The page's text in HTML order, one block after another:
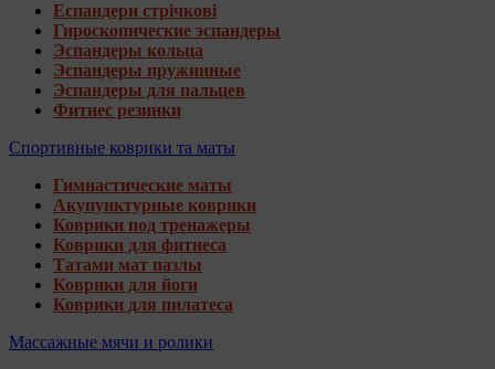
Еспандери стрічкові
Гироскопические эспандеры
Эспандеры кольца
Эспандеры пружинные
Эспандеры для пальцев
Фитнес резинки
Спортивные коврики та маты
Гимнастические маты
Акупунктурные коврики
Коврики под тренажеры
Коврики для фитнеса
Татами мат пазлы
Коврики для йоги
Коврики для пилатеса
Массажные мячи и ролики